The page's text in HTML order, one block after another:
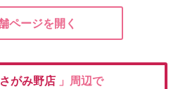
ページを開く
さがみ野店 」周辺で